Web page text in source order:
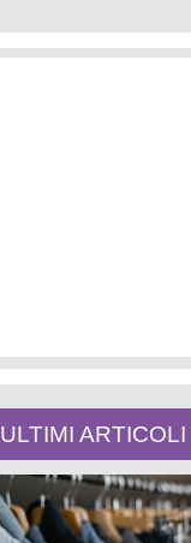
ULTIMI ARTICOLI